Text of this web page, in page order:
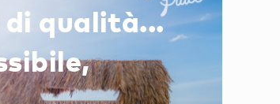
di qualità...